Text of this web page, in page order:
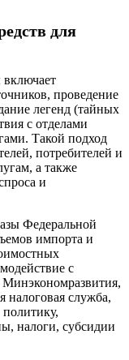
для
проведение
легенд (тайных
с отделами
Такой подход
потребителей и
а также
и
Федеральной
импорта и
с
служба,
политику,
налоги, субсидии